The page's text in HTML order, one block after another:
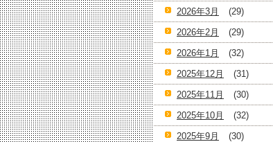
2026年3月
(29)
2026年2月
(29)
2026年1月
(32)
2025年12月
(31)
2025年11月
(30)
2025年10月
(32)
2025年9月
(30)